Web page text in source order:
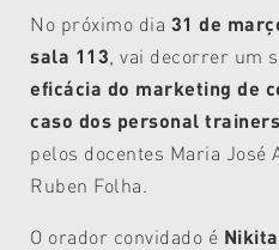
No próximo dia 31 de
sala 113 , vai decorrer um
eficácia do marketing de
caso dos personal trainers
pelos docentes Maria José
Ruben Folha.
O orador convidado é